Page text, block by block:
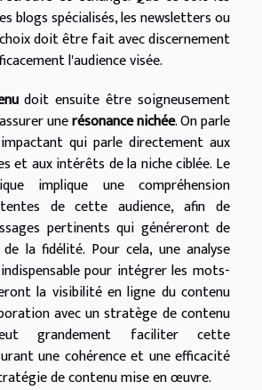
blogs spécialisés, les newsletters ou
doit être fait avec discernement
l'audience visée.
doit ensuite être soigneusement
unerésonance nichée. On parle
qui parle directement aux
et aux intérêts de la niche ciblée. Le
implique une compréhension
de cette audience, afin de
pertinents qui généreront de
la fidélité. Pour cela, une analyse
pour intégrer les mots-
la visibilité en ligne du contenu
avec un stratège de contenu
grandement faciliter cette
une cohérence et une efficacité
de contenu mise en œuvre.